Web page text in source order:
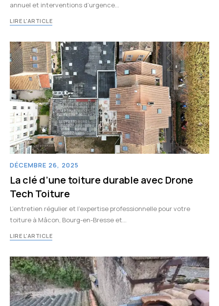
annuel et interventions d’urgence…
LIRE L'ARTICLE
DÉCEMBRE 26, 2025
La clé d’une toiture durable avec Drone
Tech Toiture
L’entretien régulier et l’expertise professionnelle pour votre
toiture à Mâcon, Bourg-en-Bresse et…
LIRE L'ARTICLE